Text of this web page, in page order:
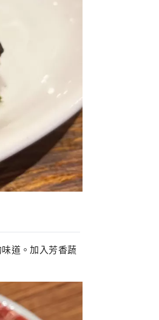
道。加入芳香蔬